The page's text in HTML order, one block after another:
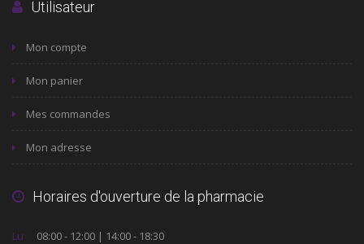
Utilisateur
Mon compte
Mon panier
Mes commandes
Mon adresse
Horaires d'ouverture de la pharmacie
Lu 08:00 - 12:00 | 14:00 - 18:30